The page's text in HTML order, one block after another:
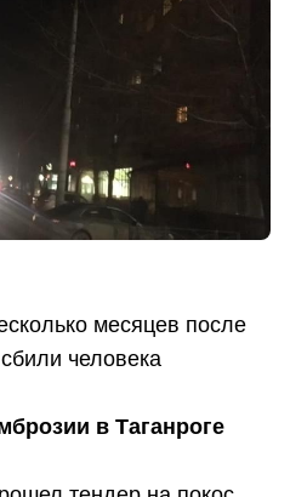
месяцев после
человека
в Таганроге